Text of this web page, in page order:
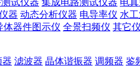
试仪器 集成电路测试仪器 电
器 动态分析仪器 电导率仪 水
体器件图示仪 全景扫频仪 其它
器 滤波器 晶体谐振器 调频器 鉴